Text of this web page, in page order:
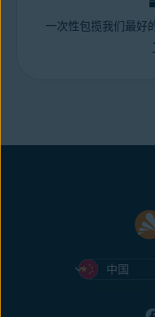
一次性包揽我们最好
中国